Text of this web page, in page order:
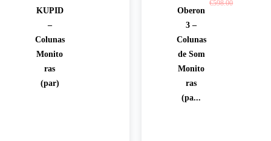
KUPID
–
Colunas
Monito
ras
(par)
Oberon
3 –
Colunas
de Som
Monito
ras
(pa...
€598.00